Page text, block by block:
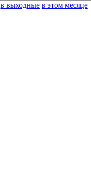
в выходные в этом месяце